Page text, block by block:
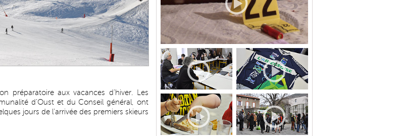
préparatoire aux vacances d’hiver. Les
d’Oust et du Conseil général, ont
jours de l’arrivée des premiers skieurs